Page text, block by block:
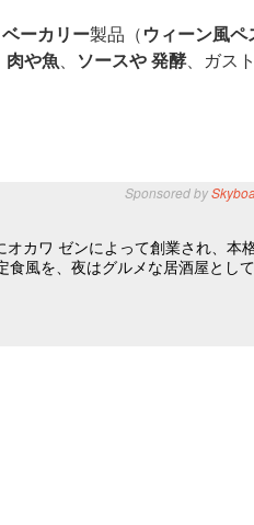
ベーカリー製品（ウィーン風ペ
肉や魚、 ソースや発酵、ガス